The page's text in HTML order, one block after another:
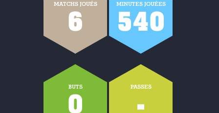
MATCHS JOUÉS
6
MINUTES JOUÉES
540
BUTS
0
PASSES
-